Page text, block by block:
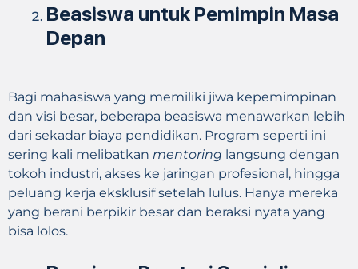
Beasiswa untuk Pemimpin Masa
Depan
Bagi mahasiswa yang memiliki jiwa kepemimpinan
dan visi besar, beberapa beasiswa menawarkan lebih
dari sekadar biaya pendidikan. Program seperti ini
sering kali melibatkan mentoring langsung dengan
tokoh industri, akses ke jaringan profesional, hingga
peluang kerja eksklusif setelah lulus. Hanya mereka
yang berani berpikir besar dan beraksi nyata yang
bisa lolos.